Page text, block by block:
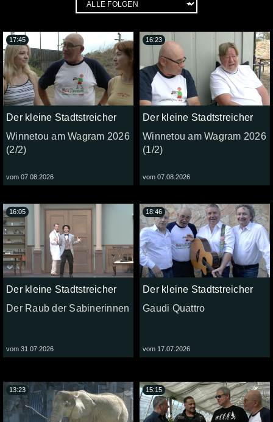
Der kleine Stadtstreicher
Winnetou am Wagram 2026
(2/2)
vom 07.08.2026
17:45
Der kleine Stadtstreicher
Winnetou am Wagram 2026
(1/2)
vom 07.08.2026
16:23
Der kleine Stadtstreicher
Der Raub der Sabinerinnen
vom 31.07.2026
16:05
Der kleine Stadtstreicher
Gaudi Quattro
vom 17.07.2026
18:46
13:23 15:15